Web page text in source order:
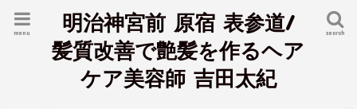
明治神宮前 原宿 表参道/
髪質改善で艶髪を作るヘア
ケア美容師 吉田太紀
search
menu